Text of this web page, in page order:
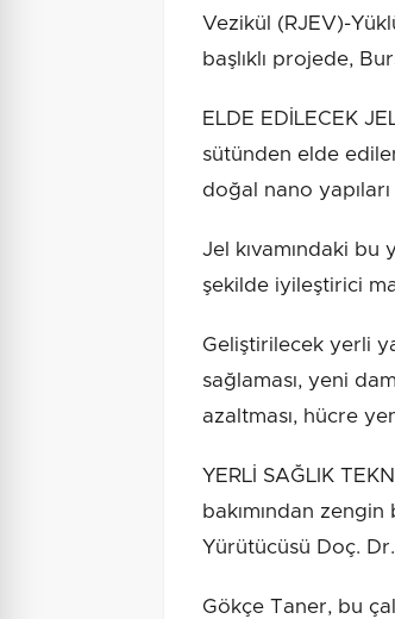
Vezikül (RJEV)-
başlıklı projede,
ELDE EDİLECEK
sütünden elde
doğal nano
Jel kıvamındaki
şekilde iyileştirici
Geliştirilecek yerli
sağlaması, yeni
azaltması, hücre
YERLİ SAĞLIK
bakımından
Yürütücüsü Doç. Dr.
Gökçe Taner, bu